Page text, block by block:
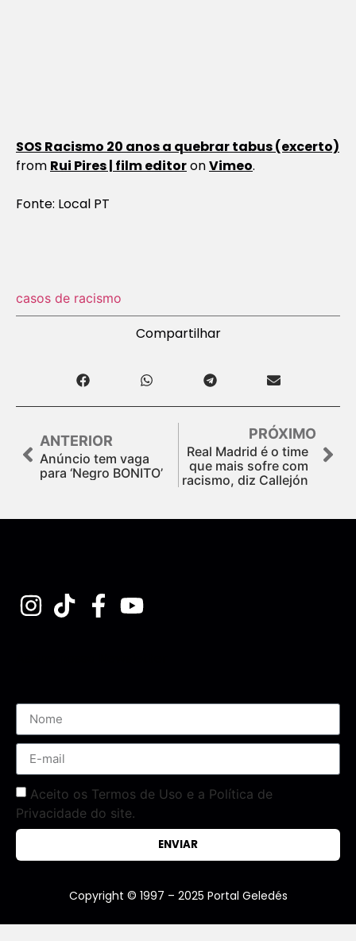
SOS Racismo 20 anos a quebrar tabus (excerto)
from Rui Pires | film editoronVimeo.
Fonte: Local PT
casos de racismo
Compartilhar
ANTERIOR
Anúncio tem vaga
para ‘Negro BONITO’
PRÓXIMO
Real Madrid é o time
que mais sofre com
racismo, diz Callejón
Aceito os Termos de Uso e a Política de
Privacidade do site.
ENVIAR
Copyright © 1997 – 2025 Portal Geledés